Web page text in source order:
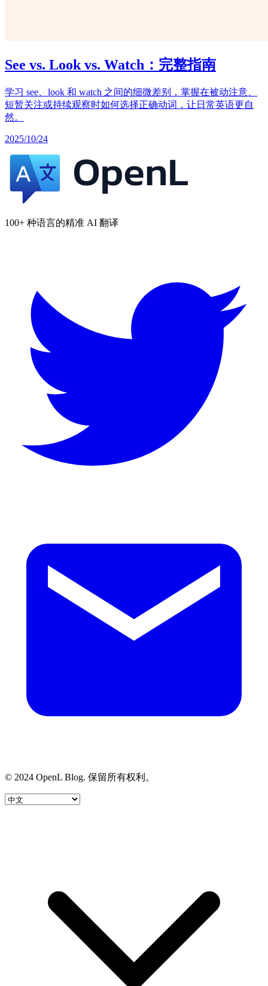
See vs. Look vs. Watch：完整指南
学习 see、look 和 watch 之间的细微差别，掌握在被动注意、
短暂关注或持续观察时如何选择正确动词，让日常英语更自
然。
2025/10/24
100+ 种语言的精准 AI 翻译
© 2024 OpenL Blog. 保留所有权利。